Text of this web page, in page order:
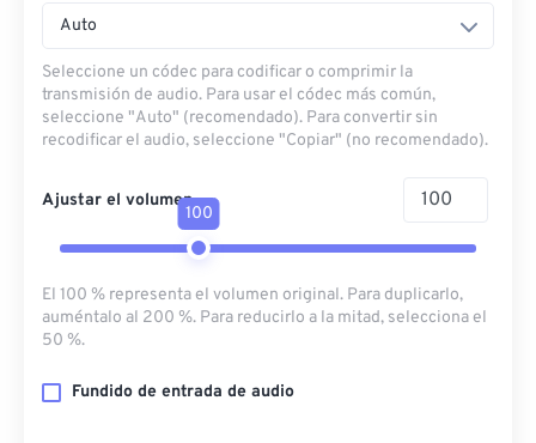
Auto
Seleccione un códec para codificar o comprimir la
transmisión de audio. Para usar el códec más común,
seleccione "Auto" (recomendado). Para convertir sin
recodificar el audio, seleccione "Copiar" (no recomendado).
Ajustar el volumen
100
El 100 % representa el volumen original. Para duplicarlo,
auméntalo al 200 %. Para reducirlo a la mitad, selecciona el
50 %.
Fundido de entrada de audio